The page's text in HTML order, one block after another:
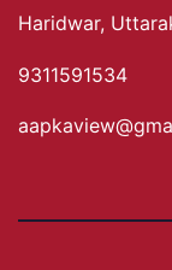
Haridwar,
9311591534